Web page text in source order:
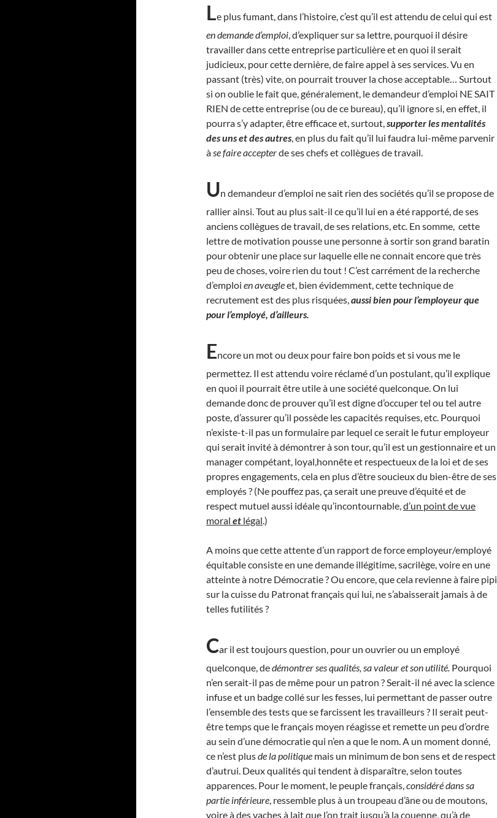
Le plus fumant, dans l’histoire, c’est qu’il est attendu de celui qui est
en demande d’emploi, d’expliquer sur sa lettre, pourquoi il désire
travailler dans cette entreprise particulière et en quoi il serait
judicieux, pour cette dernière, de faire appel à ses services. Vu en
passant (très) vite, on pourrait trouver la chose acceptable… Surtout
si on oublie le fait que, généralement, le demandeur d’emploi NE SAIT
RIEN de cette entreprise (ou de ce bureau), qu’il ignore si, en effet, il
pourra s’y adapter, être efficace et, surtout,supporter les mentalités
des uns et des autres, en plus du fait qu’il lui faudra lui-même parvenir
àse faire accepterde ses chefs et collègues de travail.
Un demandeur d’emploi ne sait rien des sociétés qu’il se propose de
rallier ainsi. Tout au plus sait-il ce qu’il lui en a été rapporté, de ses
anciens collègues de travail, de ses relations, etc. En somme, cette
lettre de motivation pousse une personne à sortir son grand baratin
pour obtenir une place sur laquelle elle ne connait encore que très
peu de choses, voire rien du tout ! C’est carrément de la recherche
d’emploi en aveugleet, bien évidemment, cette technique de
recrutement est des plus risquées,aussi bien pour l’employeur que
pour l’employé, d’ailleurs.
Encore un mot ou deux pour faire bon poids et si vous me le
permettez. Il est attendu voire réclamé d’un postulant, qu’il explique
en quoi il pourrait être utile à une société quelconque. On lui
demande donc de prouver qu’il est digne d’occuper tel ou tel autre
poste, d’assurer qu’il possède les capacités requises, etc. Pourquoi
n’existe-t-il pas un formulaire par lequel ce serait le futur employeur
qui serait invité à démontrer à son tour, qu’il est un gestionnaire et un
manager compétant, loyal,honnête et respectueux de la loi et de ses
propres engagements, cela en plus d’être soucieux du bien-être de ses
employés ? (Ne pouffez pas, ça serait une preuve d’équité et de
respect mutuel aussi idéale qu’incontournable,d’un point de vue
moral et légal.)
A moins que cette attente d’un rapport de force employeur/employé
équitable consiste en une demande illégitime, sacrilège, voire en une
atteinte à notre Démocratie ? Ou encore, que cela revienne à faire pipi
sur la cuisse du Patronat français qui lui, ne s’abaisserait jamais à de
telles futilités ?
Car il est toujours question, pour un ouvrier ou un employé
quelconque, dedémontrer ses qualités, sa valeur et son utilité. Pourquoi
n’en serait-il pas de même pour un patron ? Serait-il né avec la science
infuse et un badge collé sur les fesses, lui permettant de passer outre
l’ensemble des tests que se farcissent les travailleurs ? Il serait peut-
être temps que le français moyen réagisse et remette un peu d’ordre
au sein d’une démocratie qui n’en a que le nom. A un moment donné,
ce n’est plusde la politique mais un minimum de bon sens et de respect
d’autrui. Deux qualités qui tendent à disparaître, selon toutes
apparences. Pour le moment, le peuple français,considéré dans sa
partie inférieure, ressemble plus à un troupeau d’âne ou de moutons,
voire à des vaches à lait que l’on trait jusqu’à la couenne, qu’à de